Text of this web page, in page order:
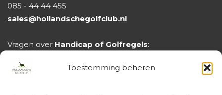
Toestemming beheren
085 - 44 44 455
sales@hollandschegolfclub.nl
Vragen over Handicap of Golfregels: